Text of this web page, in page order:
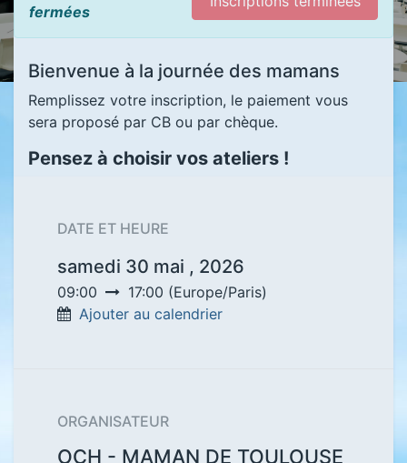
fermées
Bienvenue à la journée des mamans
Remplissez votre inscription, le paiement vous
sera proposé par CB ou par chèque.
Pensez à choisir vos ateliers !
DATE ET HEURE
samedi 30 mai , 2026
09:00 17:00 (Europe/Paris)
Ajouter au calendrier
ORGANISATEUR
OCH - MAMAN DE TOULOUSE